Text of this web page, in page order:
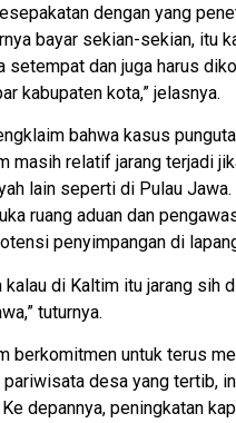
dengan yang
bayar sekian-sekian, itu
setempat dan juga harus
kabupaten kota,” jelasnya.
bahwa kasus
masih relatif jarang terjadi
lain seperti di Pulau Jawa.
ruang aduan dan
penyimpangan di
kalau di Kaltim itu jarang sih
tuturnya.
berkomitmen untuk terus
desa yang tertib,
depannya, peningkatan